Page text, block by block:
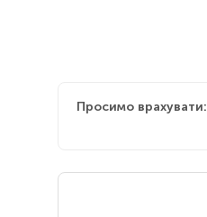
Просимо врахувати: